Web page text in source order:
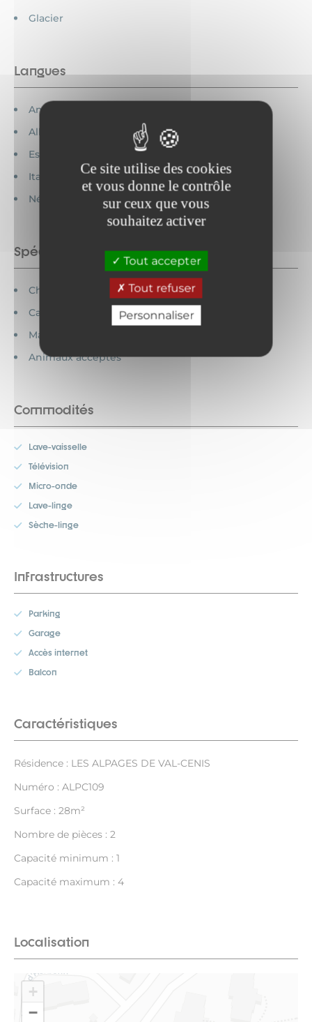
Ce site utilise des cookies
et vous donne le contrôle
sur ceux que vous
souhaitez activer
Tout accepter
Tout refuser
Personnaliser
Glacier
Langues
Anglais parlé
Allemand parlé
Espagnol parlé
Italien parlé
Néerlandais parlé
Spécificités
Chèques vacances acceptés
Cartes bancaires acceptées
Maison indépendante
Animaux acceptés
Commodités
Lave-vaisselle
Télévision
Micro-onde
Lave-linge
Sèche-linge
Infrastructures
Parking
Garage
Accès internet
Balcon
Caractéristiques
Résidence : LES ALPAGES DE VAL-CENIS
Numéro : ALPC109
Surface : 28m²
Nombre de pièces : 2
Capacité minimum : 1
Capacité maximum : 4
Localisation
+
−